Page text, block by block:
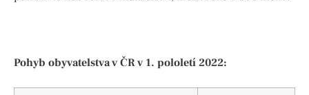
Pohyb obyvatelstva v ČR v 1. pololetí 2022: